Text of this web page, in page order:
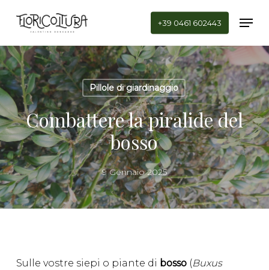
content
+39 0461 602443
Pillole di giardinaggio
Combattere la piralide del
bosso
9 Gennaio 2025
Sulle vostre siepi o piante di bosso(Buxus
Menu